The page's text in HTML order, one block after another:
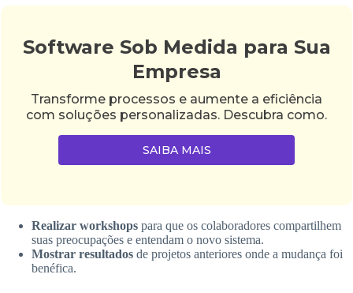
Software Sob Medida para Sua
Empresa
Transforme processos e aumente a eficiência
com soluções personalizadas. Descubra como.
SAIBA MAIS
Realizar workshops para que os colaboradores compartilhem
suas preocupações e entendam o novo sistema.
Mostrar resultados de projetos anteriores onde a mudança foi
benéfica.